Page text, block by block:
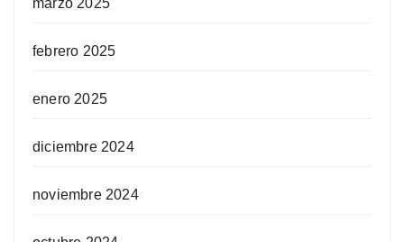
febrero 2025
enero 2025
diciembre 2024
noviembre 2024